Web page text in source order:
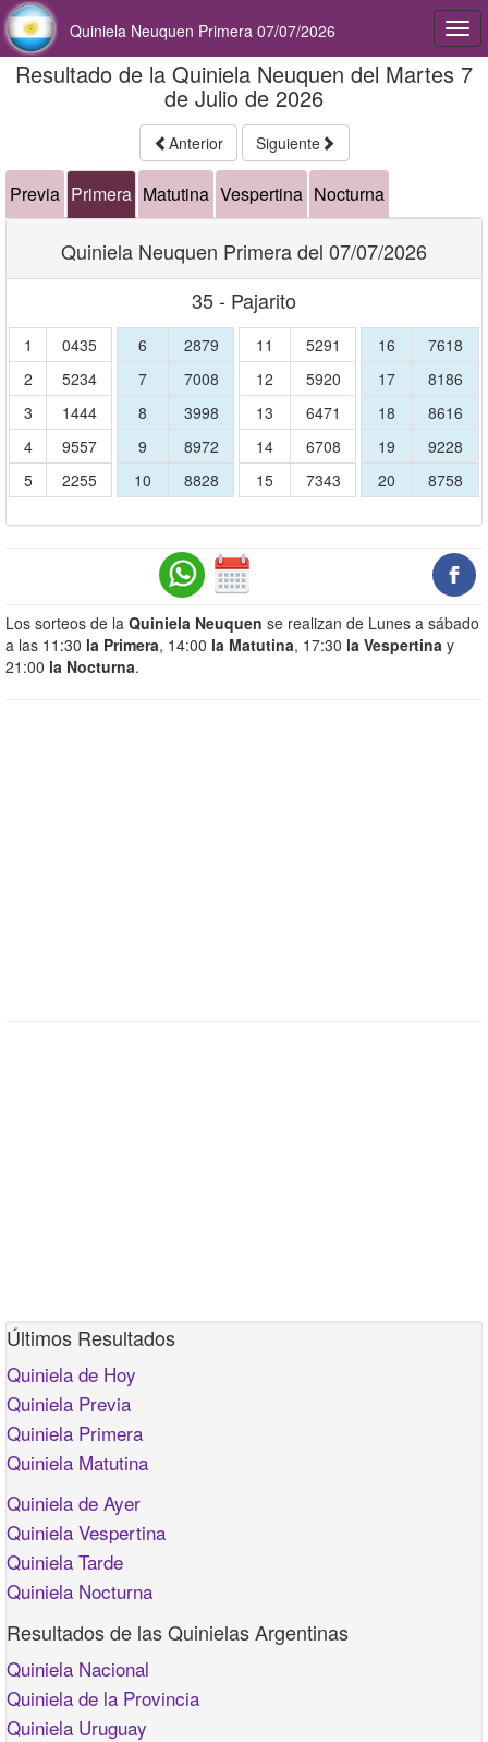
Quiniela Neuquen Primera 07/07/2026
Resultado de la Quiniela Neuquen del Martes 7
de Julio de 2026
Anterior Siguiente
Previa Primera Matutina Vespertina Nocturna
Quiniela Neuquen Primera del 07/07/2026
35 - Pajarito
1
0435
2
5234
3
1444
4
9557
5
2255
6
2879
7
7008
8
3998
9
8972
10
8828
11
5291
12
5920
13
6471
14
6708
15
7343
16
7618
17
8186
18
8616
19
9228
20
8758
Los sorteos de la Quiniela Neuquen se realizan de Lunes a sábado
a las 11:30 la Primera, 14:00 la Matutina, 17:30 la Vespertina y
21:00 la Nocturna.
Últimos Resultados
Quiniela de Hoy
Quiniela Previa
Quiniela Primera
Quiniela Matutina
Quiniela de Ayer
Quiniela Vespertina
Quiniela Tarde
Quiniela Nocturna
Resultados de las Quinielas Argentinas
Quiniela Nacional
Quiniela de la Provincia
Quiniela Uruguay